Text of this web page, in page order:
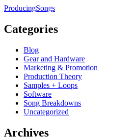
ProducingSongs
Categories
Blog
Gear and Hardware
Marketing & Promotion
Production Theory
Samples + Loops
Software
Song Breakdowns
Uncategorized
Archives